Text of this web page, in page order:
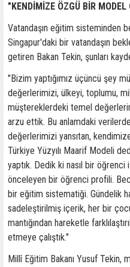
"KENDİMİZE ÖZGÜ BİR MODEL
Vatandaşın eğitim sisteminden
Singapur'daki bir vatandaşın
getiren Bakan Tekin, şunları
"Bizim yaptığımız üçüncü şey
değerlerimizi, ülkeyi, toplumu,
müştereklerdeki temel
arzu ettik. Bu anlamdaki
değerlerimizi yansıtan,
Türkiye Yüzyılı Maarif Modeli
yaptık. Dedik ki nasıl bir
önceleyen bir öğrenci profili.
bir eğitim sistematiği. Gündelik
sadeleştirilmiş içerik, her bir
mantığından hareketle
etmeye çalıştık."
Millî Eğitim Bakanı Yusuf Tekin,